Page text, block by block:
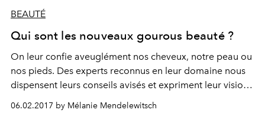
BEAUTÉ
Qui sont les nouveaux gourous beauté ?
On leur confie aveuglément nos cheveux, notre peau ou
nos pieds. Des experts reconnus en leur domaine nous
dispensent leurs conseils avisés et expriment leur vision
de la féminité.
06.02.2017 by Mélanie Mendelewitsch